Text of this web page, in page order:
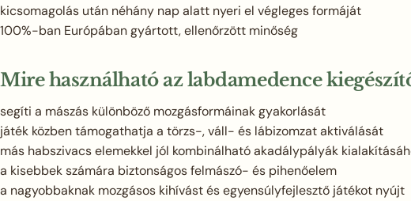
kicsomagolás után néhány nap alatt nyeri el végleges formáját
100%-ban Európában gyártott, ellenőrzött minőség
Mire használható az labdamedence
segíti a mászás különböző mozgásformáinak gyakorlását
játék közben támogathatja a törzs-, váll- és lábizomzat aktiválását
más habszivacs elemekkel jól kombinálható akadálypályák
a kisebbek számára biztonságos felmászó- és pihenőelem
a nagyobbaknak mozgásos kihívást és egyensúlyfejlesztő játékot nyújt